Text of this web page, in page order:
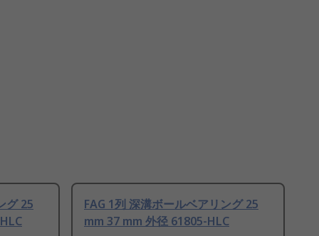
グ 25
FAG 1列 深溝ボールベアリング 25
mm 37 mm 外径 61805-HLC